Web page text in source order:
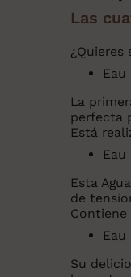
Las
¿Quieres
La
perfecta
Está
Esta
de
Contiene
Su